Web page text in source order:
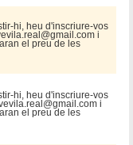
hi, heu d'inscriure-vos
i
el preu de les
hi, heu d'inscriure-vos
i
el preu de les